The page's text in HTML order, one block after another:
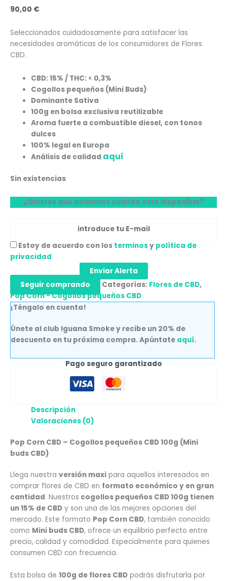
90,00 €
Seleccionados cuidadosamente para satisfacer las
necesidades aromáticas de los consumidores de Flores
CBD.
CBD: 15% / THC: < 0,3%
Cogollos pequeños (Mini Buds)
Dominante Sativa
100g en bolsa exclusiva reutilizable
Aroma fuerte a combustible diesel, con tonos
dulces
100% legal en Europa
Análisis de calidad aquí
Sin existencias
¿Quieres que avisemos cuando este disponible?
Estoy de acuerdo con los terminosy política de
privacidad
Enviar Alerta
Seguir comprando
Categorías: Flores de CBD,
Pop Corn - Cogollos pequeños CBD
¡Téngalo en cuenta!
Únete al club Iguana Smoke y recibe un 20% de
descuento en tu próxima compra. Apúntate aquí.
Pago seguro garantizado
Descripción
Valoraciones (0)
Pop Corn CBD – Cogollos pequeños CBD 100g (Mini
buds CBD)
Llega nuestra versión maxi para aquellos interesados en
comprar flores de CBD en formato económico y en gran
cantidad. Nuestros cogollos pequeños CBD 100g tienen
un 15% de CBD y son una de las mejores opciones del
mercado. Este formato Pop Corn CBD, también conocido
como Mini buds CBD, ofrece un equilibrio perfecto entre
precio, calidad y comodidad. Especialmente para quienes
consumen CBD con frecuencia.
Esta bolsa de 100g de flores CBD podrás disfrutarla por